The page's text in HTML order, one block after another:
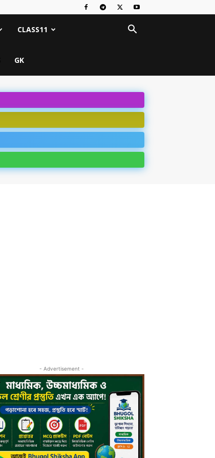
CLASS11
GK
- Advertisement -